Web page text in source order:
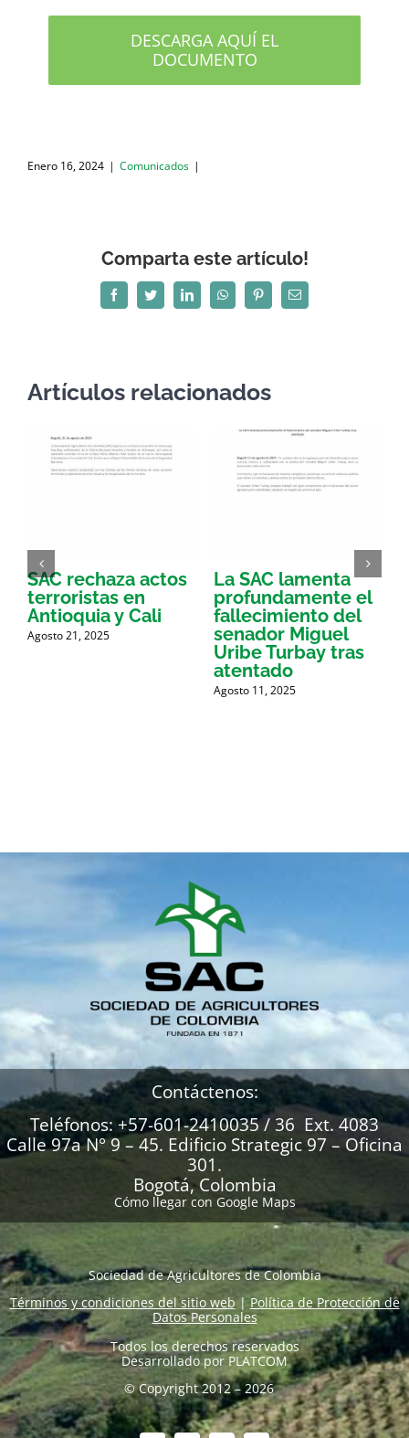
DESCARGA AQUÍ EL
DOCUMENTO
Enero 16, 2024 | Comunicados |
Comparta este artículo!
FacebookTwitterLinkedInWhatsAppPinterestCorreo
electrónico
Artículos relacionados
SAC rechaza actos
terroristas en
Antioquia y Cali
Agosto 21, 2025
La SAC lamenta
profundamente el
fallecimiento del
senador Miguel
Uribe Turbay tras
atentado
Agosto 11, 2025
Contáctenos:
Teléfonos: +57-601-2410035 / 36 Ext. 4083
Calle 97a N° 9 – 45. Edificio Strategic 97 – Oficina
301.
Bogotá, Colombia
Cómo llegar con Google Maps
Sociedad de Agricultores de Colombia
Términos y condiciones del sitio web|Política de Protección de
Datos Personales
Todos los derechos reservados
Desarrollado por PLATCOM
© Copyright 2012 – 2026